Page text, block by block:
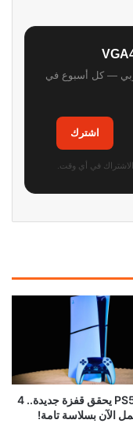
— كل أسبوع في
اشترك
في أي وقت.
محاكي PS5 يحقق قفزة جديدة.. 4
الآن بسلاسة تامة!